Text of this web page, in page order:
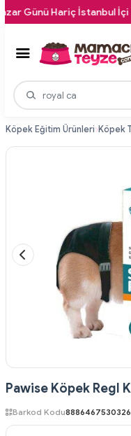
Hariç İstanbul İçi
Köpek Eğitim Ürünleri Köpek
Pawise Köpek Regl
Barkod Kodu8886467530326